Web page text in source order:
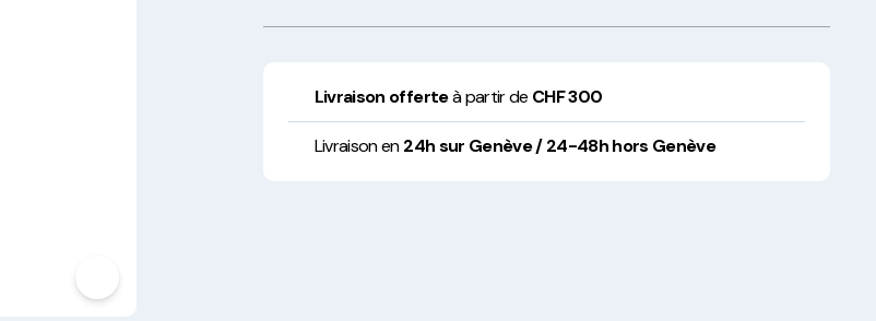
en Europe
Livraison offerteà partir de CHF 300
Livraison en24h sur Genève / 24-48h hors Genève